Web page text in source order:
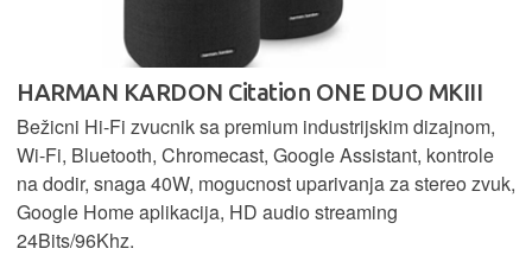
HARMAN KARDON Citation ONE DUO MKIII
Bežicni Hi-Fi zvucnik sa premium industrijskim dizajnom,
Wi-Fi, Bluetooth, Chromecast, Google Assistant, kontrole
na dodir, snaga 40W, mogucnost uparivanja za stereo zvuk,
Google Home aplikacija, HD audio streaming
24Bits/96Khz.